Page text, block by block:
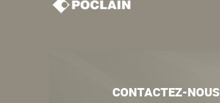
CONTACTEZ-NOUS